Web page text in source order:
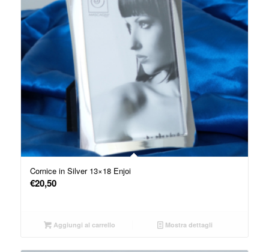
Cornice in Silver 13×18 Enjoi
€20,50
Aggiungi al carrello Mostra dettagli